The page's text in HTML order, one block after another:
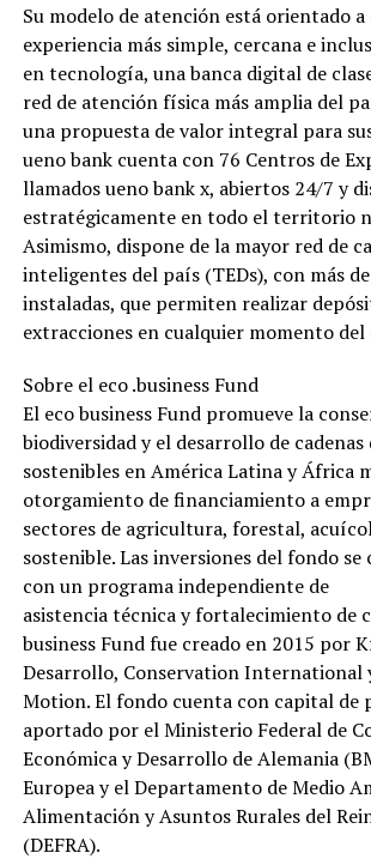
Su modelo de atención está orientado
experiencia más simple, cercana e
en tecnología, una banca digital de
red de atención física más amplia del
una propuesta de valor integral para
ueno bank cuenta con 76 Centros de
llamados ueno bank x, abiertos 24/7 y
estratégicamente en todo el territorio
Asimismo, dispone de la mayor red de
inteligentes del país (TEDs), con más
instaladas, que permiten realizar
extracciones en cualquier momento del
Sobre el eco .business Fund
El eco business Fund promueve la
biodiversidad y el desarrollo de cadenas
sostenibles en América Latina y África
otorgamiento de financiamiento a
sectores de agricultura, forestal,
sostenible. Las inversiones del fondo
con un programa independiente de
asistencia técnica y fortalecimiento de
business Fund fue creado en 2015 por
Desarrollo, Conservation International
Motion. El fondo cuenta con capital de
aportado por el Ministerio Federal de
Económica y Desarrollo de Alemania
Europea y el Departamento de Medio
Alimentación y Asuntos Rurales del
(DEFRA).